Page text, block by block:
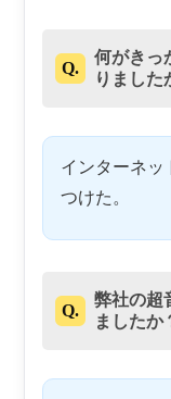
Q.
何がきっ
りました
インターネッ
つけた。
Q.
弊社の超
ましたか